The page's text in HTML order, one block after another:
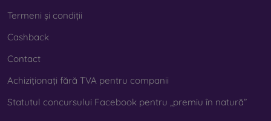
Termeni și condiții
Cashback
Contact
Achiziționați fără TVA pentru companii
Statutul concursului Facebook pentru „premiu în natură”